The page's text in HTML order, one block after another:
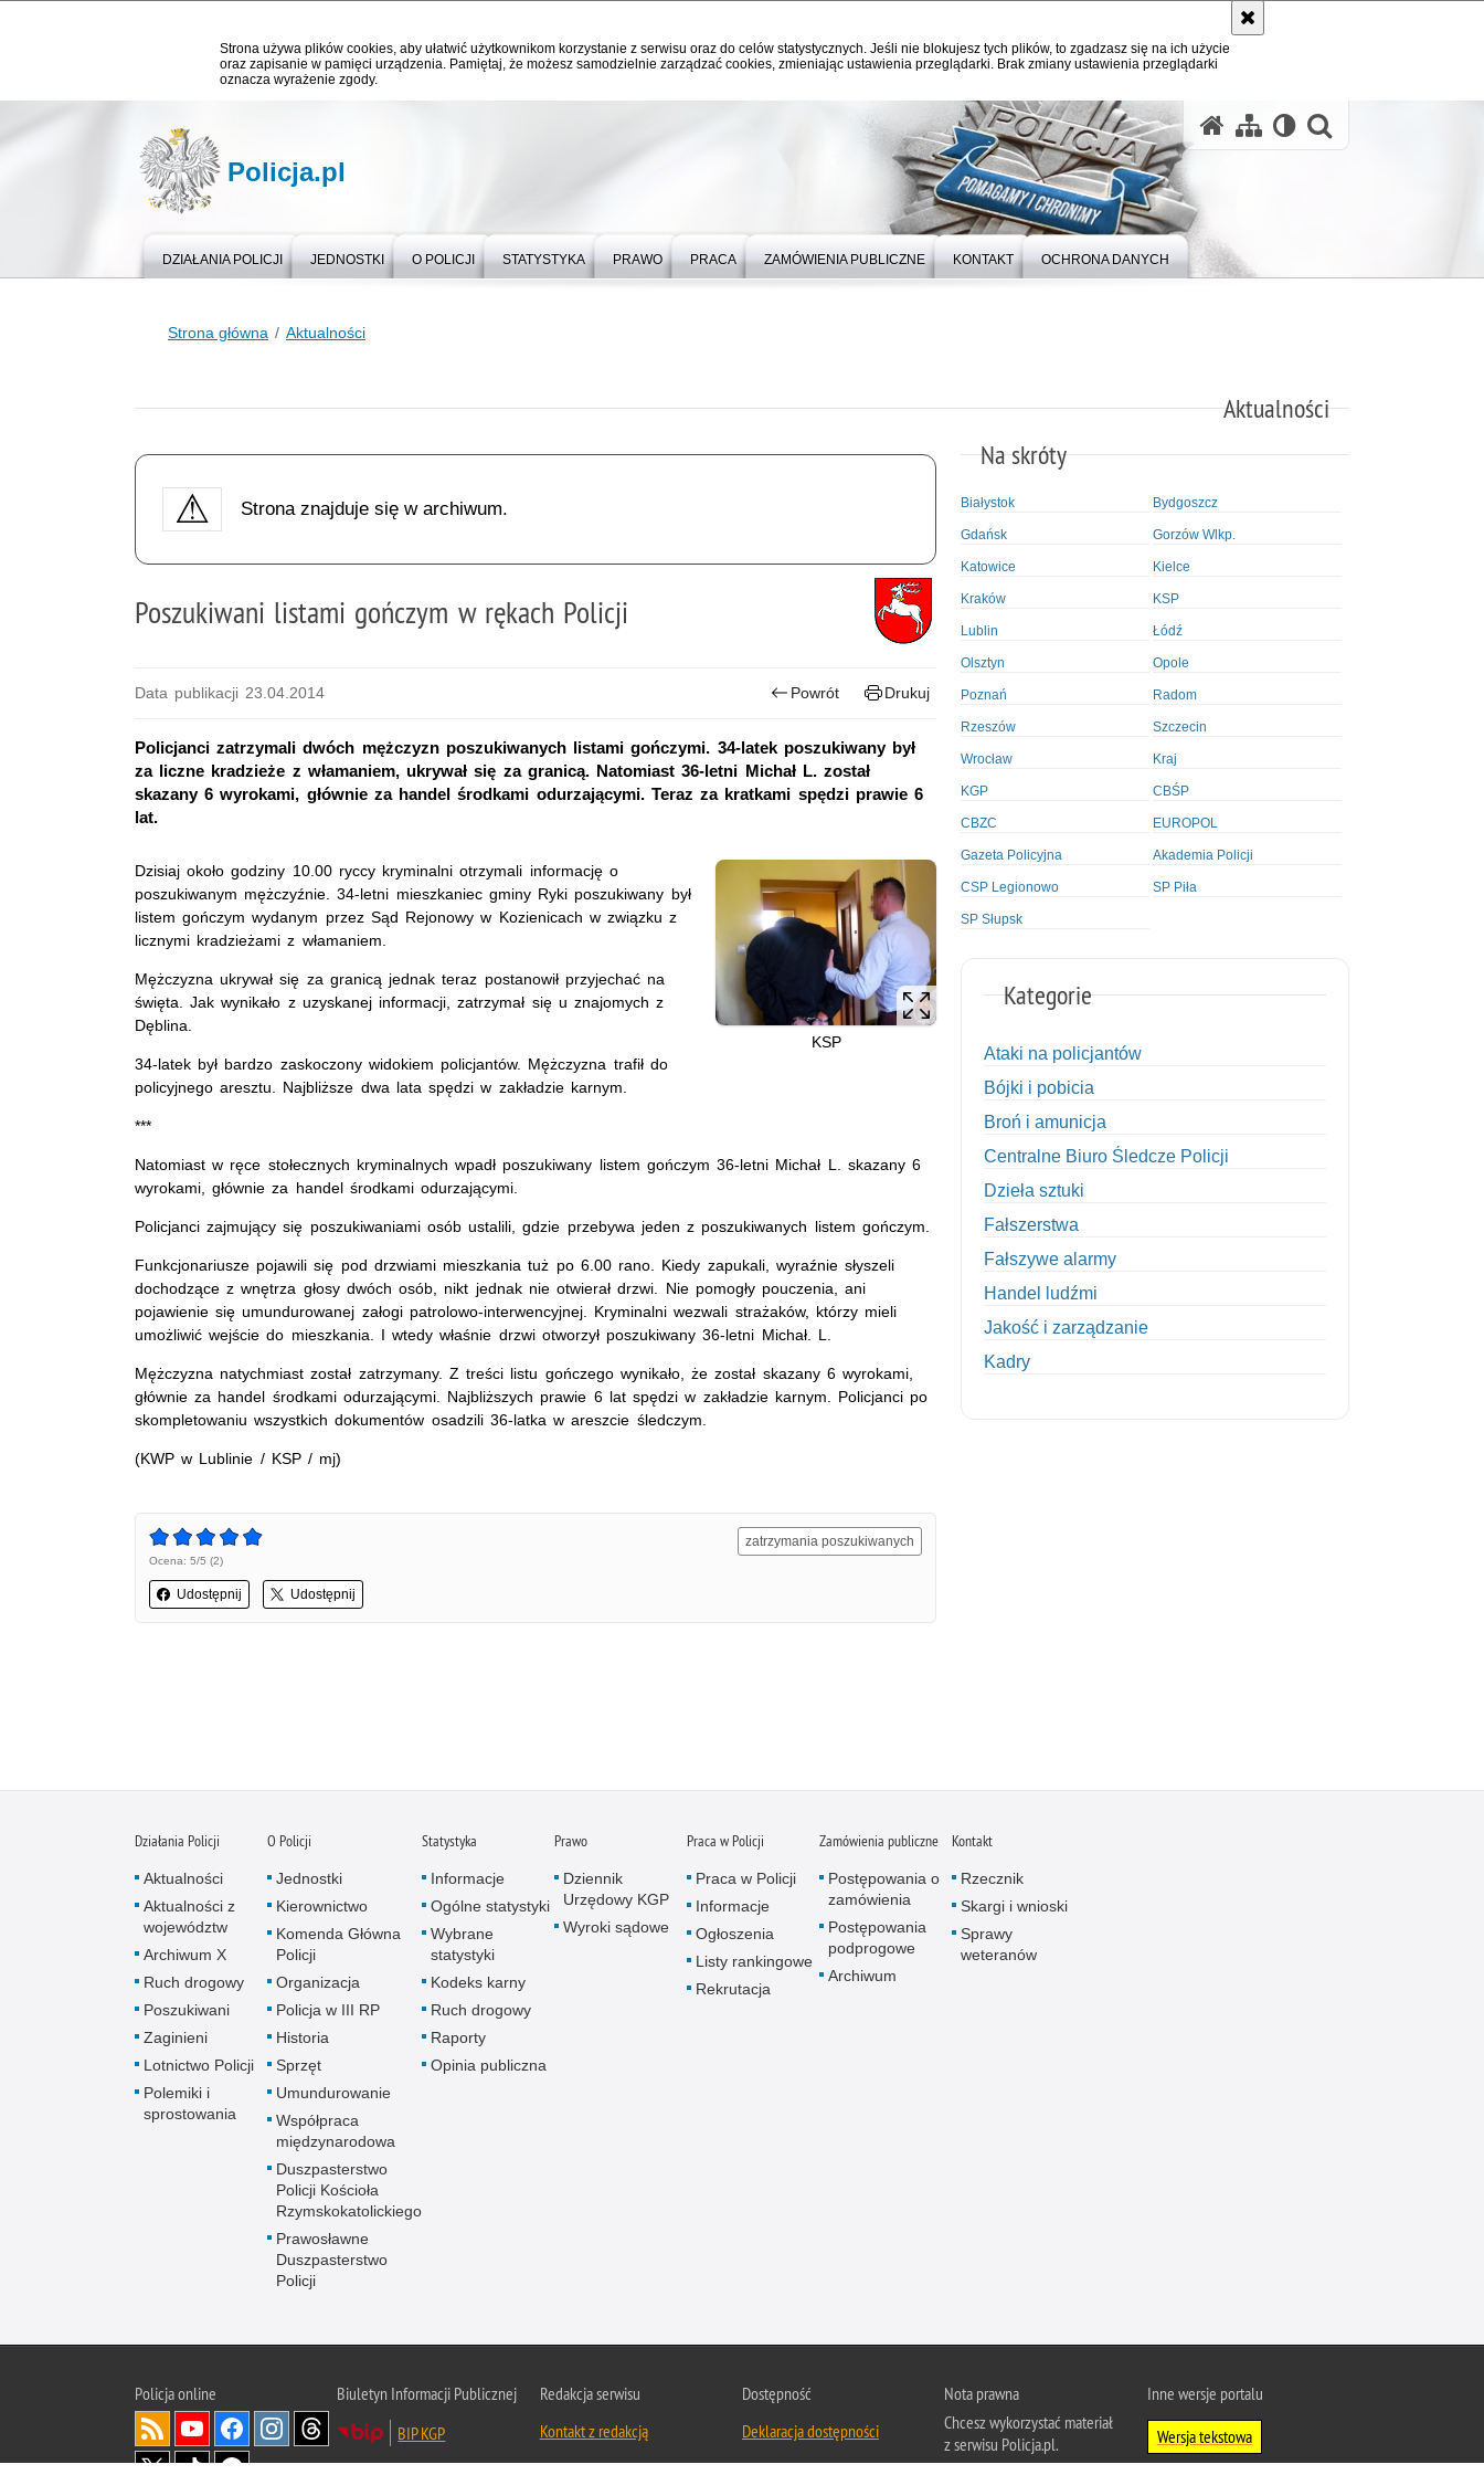
Strona używa plików cookies, aby ułatwić użytkownikom korzystanie z serwisu oraz do celów statystycznych. Jeśli nie blokujesz tych plików, to zgadzasz się na ich użycie
oraz zapisanie w pamięci urządzenia. Pamiętaj, że możesz samodzielnie zarządzać cookies, zmieniając ustawienia przeglądarki. Brak zmiany ustawienia przeglądarki
oznacza wyrażenie zgody.
Policja.pl
DZIAŁANIA POLICJI JEDNOSTKI O POLICJI STATYSTYKA PRAWO PRACA ZAMÓWIENIA PUBLICZNE KONTAKT OCHRONA DANYCH
Strona główna Aktualności
Aktualności
Strona znajduje się w archiwum.
Poszukiwani listami gończym w rękach Policji
Data publikacji 23.04.2014 Powrót Drukuj
Policjanci zatrzymali dwóch mężczyzn poszukiwanych listami gończymi. 34-latek poszukiwany był
za liczne kradzieże z włamaniem, ukrywał się za granicą. Natomiast 36-letni Michał L. został
skazany 6 wyrokami, głównie za handel środkami odurzającymi. Teraz za kratkami spędzi prawie 6
lat.
KSP
Dzisiaj około godziny 10.00 ryccy kryminalni otrzymali informację o
poszukiwanym mężczyźnie. 34-letni mieszkaniec gminy Ryki poszukiwany był
listem gończym wydanym przez Sąd Rejonowy w Kozienicach w związku z
licznymi kradzieżami z włamaniem.
Mężczyzna ukrywał się za granicą jednak teraz postanowił przyjechać na
święta. Jak wynikało z uzyskanej informacji, zatrzymał się u znajomych z
Dęblina.
34-latek był bardzo zaskoczony widokiem policjantów. Mężczyzna trafił do
policyjnego aresztu. Najbliższe dwa lata spędzi w zakładzie karnym.
***
Natomiast w ręce stołecznych kryminalnych wpadł poszukiwany listem gończym 36-letni Michał L. skazany 6
wyrokami, głównie za handel środkami odurzającymi.
Policjanci zajmujący się poszukiwaniami osób ustalili, gdzie przebywa jeden z poszukiwanych listem gończym.
Funkcjonariusze pojawili się pod drzwiami mieszkania tuż po 6.00 rano. Kiedy zapukali, wyraźnie słyszeli
dochodzące z wnętrza głosy dwóch osób, nikt jednak nie otwierał drzwi. Nie pomogły pouczenia, ani
pojawienie się umundurowanej załogi patrolowo-interwencyjnej. Kryminalni wezwali strażaków, którzy mieli
umożliwić wejście do mieszkania. I wtedy właśnie drzwi otworzył poszukiwany 36-letni Michał. L.
Mężczyzna natychmiast został zatrzymany. Z treści listu gończego wynikało, że został skazany 6 wyrokami,
głównie za handel środkami odurzającymi. Najbliższych prawie 6 lat spędzi w zakładzie karnym. Policjanci po
skompletowaniu wszystkich dokumentów osadzili 36-latka w areszcie śledczym.
(KWP w Lublinie / KSP / mj)
Ocena: 5/5 (2)
Udostępnij Udostępnij
zatrzymania poszukiwanych
Na skróty
Białystok Bydgoszcz
Gdańsk Gorzów Wlkp.
Katowice Kielce
Kraków KSP
Lublin Łódź
Olsztyn Opole
Poznań Radom
Rzeszów Szczecin
Wrocław Kraj
KGP CBŚP
CBZC EUROPOL
Gazeta Policyjna Akademia Policji
CSP Legionowo SP Piła
SP Słupsk
Kategorie
Ataki na policjantów
Bójki i pobicia
Broń i amunicja
Centralne Biuro Śledcze Policji
Dzieła sztuki
Fałszerstwa
Fałszywe alarmy
Handel ludźmi
Jakość i zarządzanie
Kadry
Nietrzeźwi opiekunowie
Nietrzeźwi pracownicy
Niszczenie mienia
Nowoczesne technologie w pracy Policji
Pożary i podpalenia
Pranie brudnych pieniędzy
Prawa człowieka
Działania Policji
Aktualności
Aktualności z
województw
Archiwum X
Ruch drogowy
Poszukiwani
Zaginieni
Lotnictwo Policji
Polemiki i
sprostowania
O Policji
Jednostki
Kierownictwo
Komenda Główna
Policji
Organizacja
Policja w III RP
Historia
Sprzęt
Umundurowanie
Współpraca
międzynarodowa
Duszpasterstwo
Policji Kościoła
Rzymskokatolickiego
Prawosławne
Duszpasterstwo
Policji
Statystyka
Informacje
Ogólne statystyki
Wybrane
statystyki
Kodeks karny
Ruch drogowy
Raporty
Opinia publiczna
Prawo
Dziennik
Urzędowy KGP
Wyroki sądowe
Praca w Policji
Praca w Policji
Informacje
Ogłoszenia
Listy rankingowe
Rekrutacja
Zamówienia publiczne
Postępowania o
zamówienia
Postępowania
podprogowe
Archiwum
Kontakt
Rzecznik
Skargi i wnioski
Sprawy
weteranów
Policjaonline
Biuletyn Informacji Publicznej
BIP KGP
Redakcja serwisu
Kontakt z redakcją
Dostępność
Deklaracja dostępności
Nota prawna
Chcesz wykorzystać materiał
z serwisu Policja.pl.
Inne wersje portalu
Wersja tekstowa